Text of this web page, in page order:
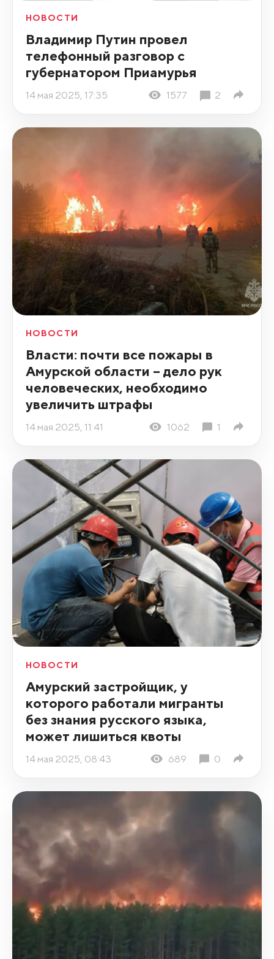
НОВОСТИ
Владимир Путин провел
телефонный разговор с
губернатором Приамурья
14 мая 2025, 17:35 1577 2
НОВОСТИ
Власти: почти все пожары в
Амурской области – дело рук
человеческих, необходимо
увеличить штрафы
14 мая 2025, 11:41 1062 1
НОВОСТИ
Амурский застройщик, у
которого работали мигранты
без знания русского языка,
может лишиться квоты
14 мая 2025, 08:43 689 0